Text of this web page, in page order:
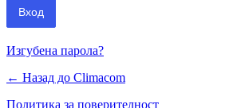
Изгубена парола?
← Назад до Climacom
Политика за поверителност